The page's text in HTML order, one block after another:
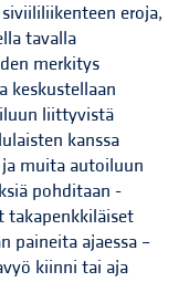
eroja,
tavalla
merkitys
keskustellaan
liittyvistä
kanssa
muita autoiluun
pohditaan -
takapenkkiläiset
paineita ajaessa –
kiinni tai aja